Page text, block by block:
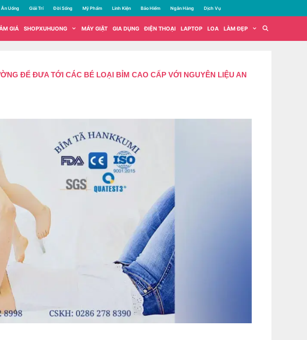
Ăn Uống Giải Trí Đời Sống Mỹ Phẩm Linh Kiện Bảo Hiểm Ngân Hàng Dịch Vụ
GIÁ SHOPXUHUONG MÁY GIẶT GIA DỤNG ĐIỆN THOẠI LAPTOP LOA LÀM ĐẸP
ĐỂ ĐƯA TỚI CÁC BÉ LOẠI BỈM CAO CẤP VỚI NGUYÊN LIỆU AN